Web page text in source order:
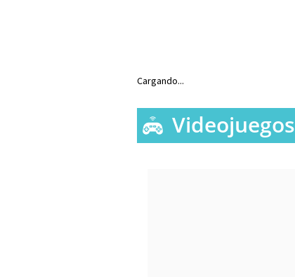
Cargando...
Videojuegos